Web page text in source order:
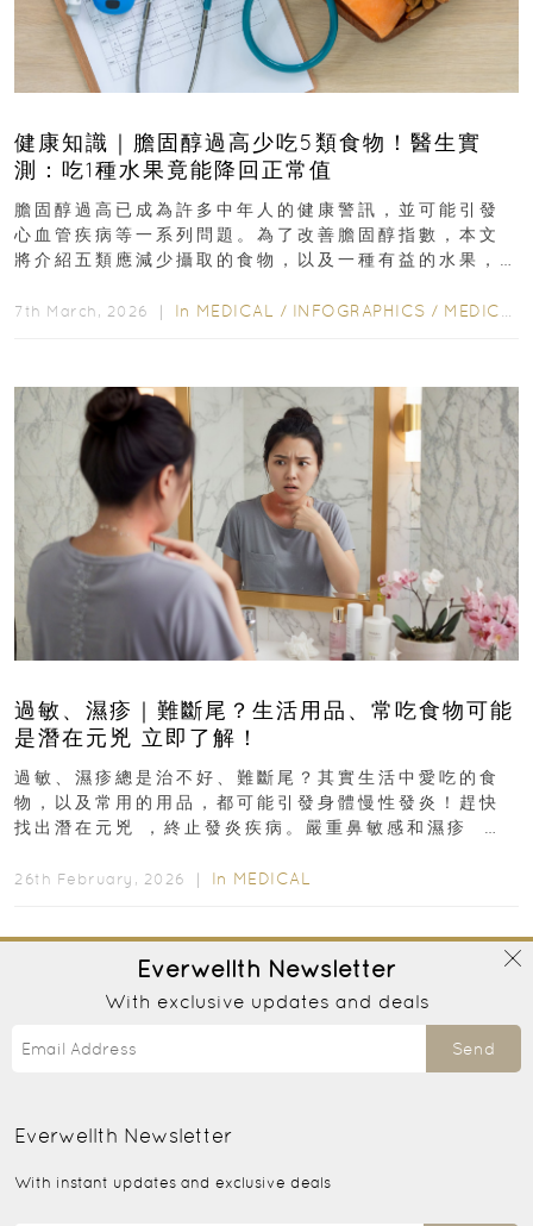
健康知識｜膽固醇過高少吃5類食物！醫生實
測：吃1種水果竟能降回正常值
膽固醇過高已成為許多中年人的健康警訊，並可能引發
心血管疾病等一系列問題。為了改善膽固醇指數，本文
將介紹五類應減少攝取的食物，以及一種有益的水果，
7th March, 2026 ｜ In MEDICAL / INFOGRAPHICS / MEDICAL
過敏、濕疹｜難斷尾？生活用品、常吃食物可能
是潛在元兇 立即了解！
過敏、濕疹總是治不好、難斷尾？其實生活中愛吃的食
物，以及常用的用品，都可能引發身體慢性發炎！趕快
找出潛在元兇 ，終止發炎疾病。嚴重鼻敏感和濕疹 生
26th February, 2026 ｜ In MEDICAL
Everwellth Newsletter
With exclusive updates and deals
Send
Everwellth Newsletter
With instant updates and exclusive deals